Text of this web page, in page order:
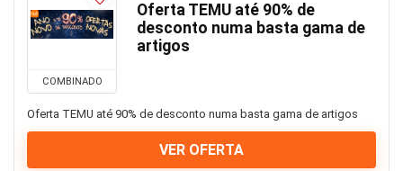
COMBINADO
Oferta TEMU até 90% de
desconto numa basta gama de
artigos
Oferta TEMU até 90% de desconto numa basta gama de artigos
VER OFERTA